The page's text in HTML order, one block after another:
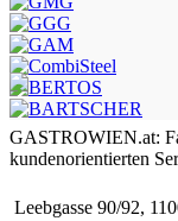
GASTROWIEN.at:
kundenorientierten
Leebgasse 90/92,